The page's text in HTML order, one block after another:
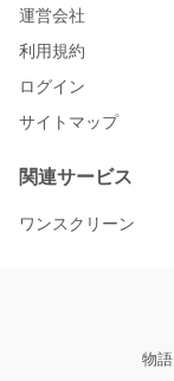
運営会社
利用規約
ログイン
サイトマップ
関連サービス
ワンスクリーン
物